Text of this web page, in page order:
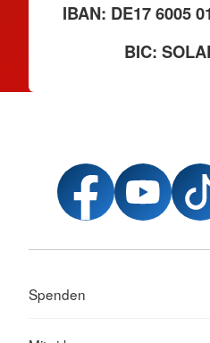
IBAN: DE17 6005
BIC:
Spenden